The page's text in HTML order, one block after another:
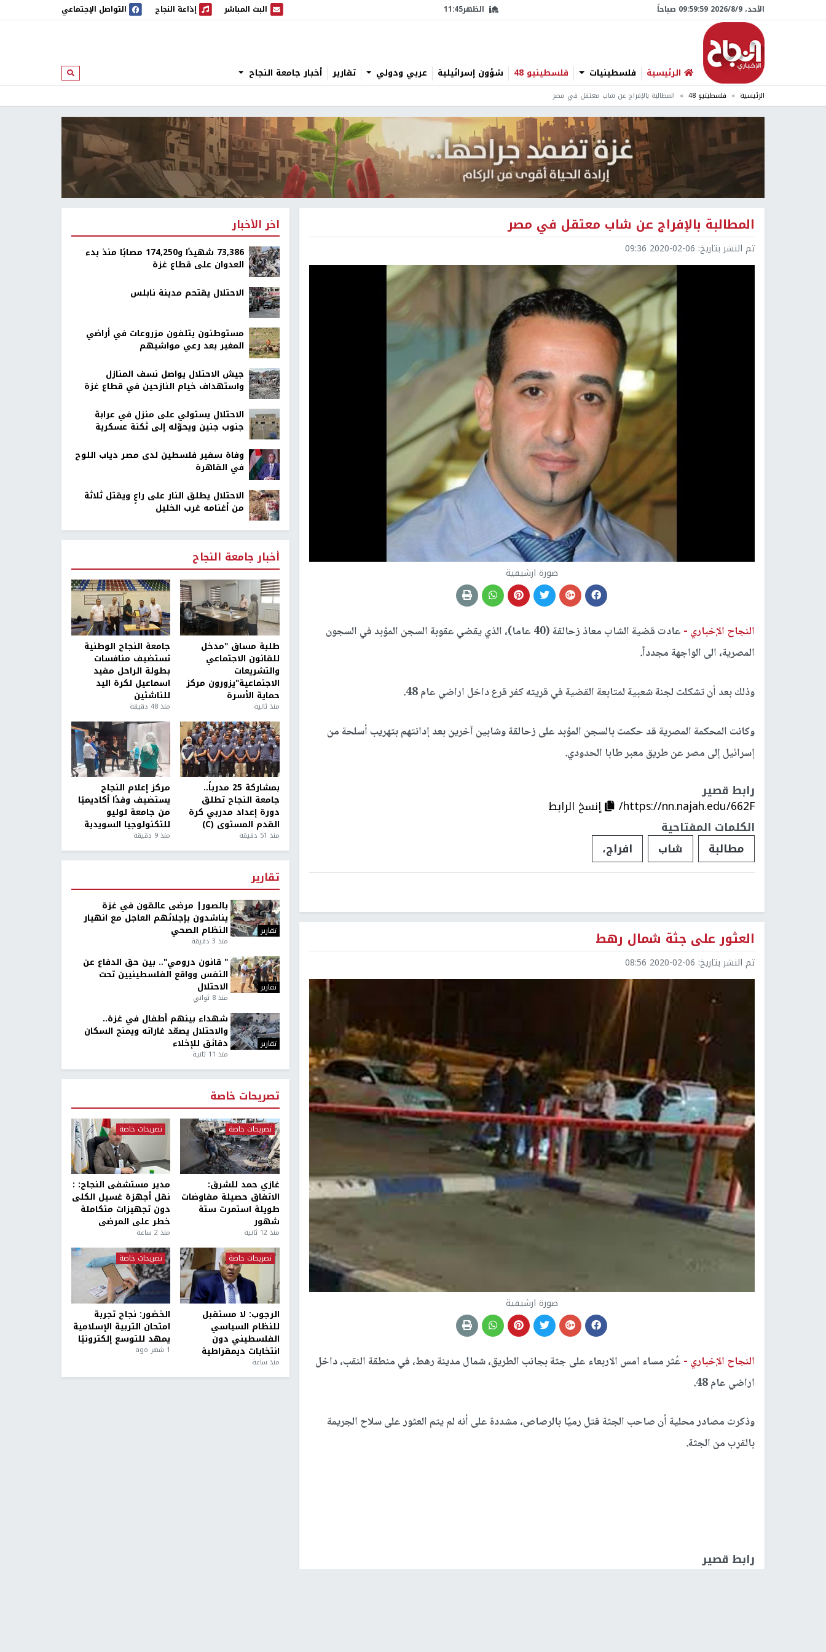
الأحد، 9/‏8/‏2026 10:00:00 صباحاً الظهر11:45 البث المباشر
البث المباشر إذاعة النجاح
إذاعة النجاح التواصل الإجتماعي
الرئيسية فلسطينيات فلسطينيو 48 شؤون إسرائيلية عربي ودولي تقارير أخبار جامعة النجاح ابحث
الرئيسية فلسطينيو 48 المطالبة بالإفراج عن شاب معتقل في مصر
المطالبة بالإفراج عن شاب معتقل في مصر
تم النشر بتاريخ: 2020-02-06 09:36
صورة ارشيفية
النجاح الإخباري -
عادت قضية الشاب معاذ زحالقة (40 عاما)، الذي يقضي عقوبة السجن المؤبد في السجون
المصرية، الى الواجهة مجدداً.
وذلك بعد أن تشكلت لجنة شعبية لمتابعة القضية في قريته كفر قرع داخل اراضي عام 48.
وكانت المحكمة المصرية قد حكمت بالسجن المؤبد على زحالقة وشابين آخرين بعد إدانتهم بتهريب أسلحة من
إسرائيل إلى مصر عن طريق معبر طابا الحدودي.
رابط قصير
https://nn.najah.edu/662F/
إنسخ الرابط
الكلمات المفتاحية
مطالبة
شاب افراج،
العثور على جثة شمال رهط
تم النشر بتاريخ: 2020-02-06 08:56
صورة ارشيفية
النجاح الإخباري - عُثر مساء امس الاربعاء على جثة بجانب الطريق، شمال مدينة رهط، في منطقة النقب، داخل
اراضي عام 48.
وذكرت مصادر محلية أن صاحب الجثة قتل رميًا بالرصاص، مشددة على أنه لم يتم العثور على سلاح الجريمة
بالقرب من الجثة.
رابط قصير
اخر الأخبار
73,386 شهيدًا و174,250 مصابًا منذ بدء
العدوان على قطاع غزة
الاحتلال يقتحم مدينة نابلس
مستوطنون يتلفون مزروعات في أراضي
المغير بعد رعي مواشيهم
جيش الاحتلال يواصل نسف المنازل
واستهداف خيام النازحين في قطاع غزة
الاحتلال يستولي على منزل في عرابة
جنوب جنين ويحوّله إلى ثكنة عسكرية
وفاة سفير فلسطين لدى مصر دياب اللوح
في القاهرة
الاحتلال يطلق النار على راعٍ ويقتل ثلاثة
من أغنامه غرب الخليل
أخبار جامعة النجاح
طلبة مساق "مدخل
للقانون الاجتماعي
والتشريعات
الاجتماعية"يزورون مركز
حماية الأسرة
منذ ثانية
جامعة النجاح الوطنية
تستضيف منافسات
بطولة الراحل مفيد
اسماعيل لكرة اليد
للناشئين
منذ 48 دقيقة
بمشاركة 25 مدرباً..
جامعة النجاح تطلق
دورة إعداد مدربي كرة
القدم المستوى (C)
منذ 51 دقيقة
مركز إعلام النجاح
يستضيف وفدًا أكاديميًا
من جامعة لوليو
للتكنولوجيا السويدية
منذ 9 دقيقة
تقارير
تقارير
بالصور| مرضى عالقون في غزة
يناشدون بإجلائهم العاجل مع انهيار
النظام الصحي
منذ 3 دقيقة
تقارير
" قانون درومي".. بين حق الدفاع عن
النفس وواقع الفلسطينيين تحت
الاحتلال
منذ 8 ثواني
تقارير
شهداء بينهم أطفال في غزة..
والاحتلال يصعّد غاراته ويمنح السكان
دقائق للإخلاء
منذ 11 ثانية
تصريحات خاصة
تصريحات خاصة
غازي حمد للشرق:
الاتفاق حصيلة مفاوضات
طويلة استمرت ستة
شهور
منذ 12 ثانية
تصريحات خاصة
مدير مستشفى النجاح: :
نقل أجهزة غسيل الكلى
دون تجهيزات متكاملة
خطر على المرضى
منذ 2 ساعة
تصريحات خاصة
الرجوب: لا مستقبل
للنظام السياسي
الفلسطيني دون
انتخابات ديمقراطية
منذ ساعة
تصريحات خاصة
الخضور: نجاح تجربة
امتحان التربية الإسلامية
يمهد للتوسع إلكترونيًا
1 شهر ago